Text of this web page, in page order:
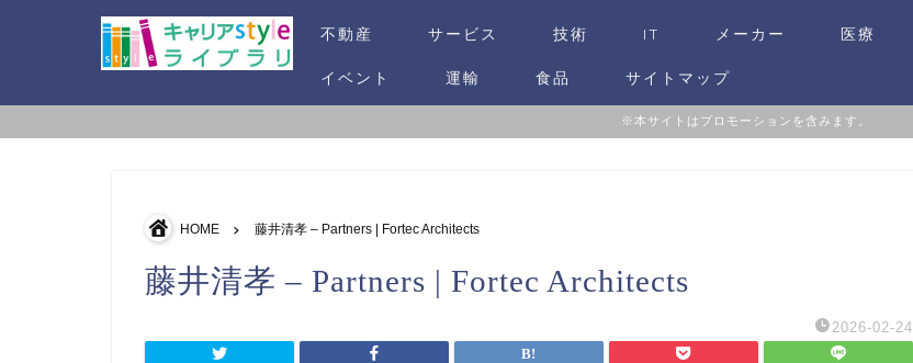
不動産 サービス 技術 IT メーカー 医療
イベント 運輸 食品 サイトマップ
※本サイトはプロモーションを含みます。
HOME 藤井清孝 – Partners | Fortec Architects
藤井清孝 – Partners | Fortec Architects
2026-02-24